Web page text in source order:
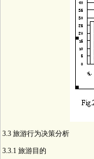
3.3 旅游行为决策分析
3.3.1 旅游目的